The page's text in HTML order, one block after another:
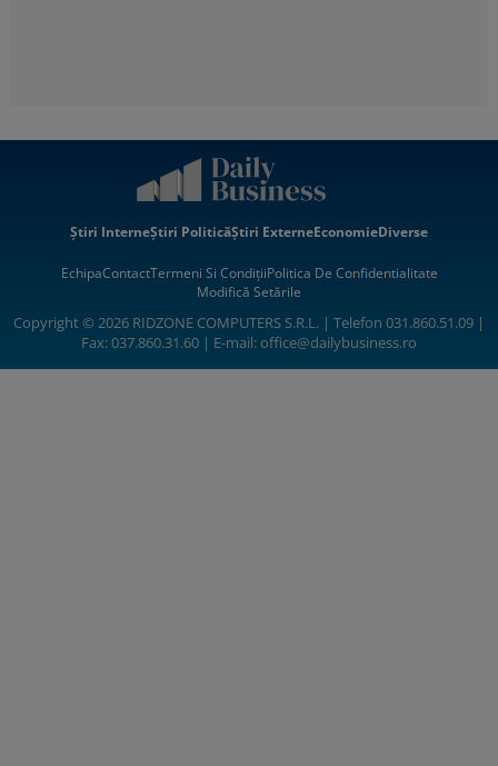
Știri InterneȘtiri PoliticăȘtiri ExterneEconomieDiverse
EchipaContactTermeni Si CondițiiPolitica De Confidentialitate
Modifică Setările
Copyright © 2026 RIDZONE COMPUTERS S.R.L. | Telefon 031.860.51.09 |
Fax: 037.860.31.60 | E-mail:office@dailybusiness.ro